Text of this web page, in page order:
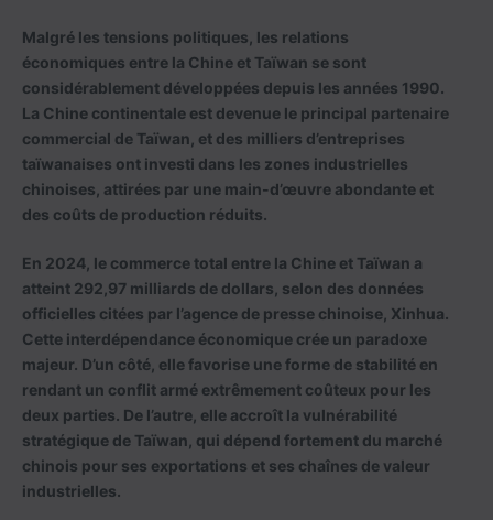
Malgré les tensions politiques, les relations
économiques entre la Chine et Taïwan se sont
considérablement développées depuis les années 1990.
La Chine continentale est devenue le principal partenaire
commercial de Taïwan, et des milliers d’entreprises
taïwanaises ont investi dans les zones industrielles
chinoises, attirées par une main-d’œuvre abondante et
des coûts de production réduits.
En 2024, le commerce total entre la Chine et Taïwan a
atteint 292,97 milliards de dollars, selon des données
officielles citées par l’agence de presse chinoise, Xinhua.
Cette interdépendance économique crée un paradoxe
majeur. D’un côté, elle favorise une forme de stabilité en
rendant un conflit armé extrêmement coûteux pour les
deux parties. De l’autre, elle accroît la vulnérabilité
stratégique de Taïwan, qui dépend fortement du marché
chinois pour ses exportations et ses chaînes de valeur
industrielles.